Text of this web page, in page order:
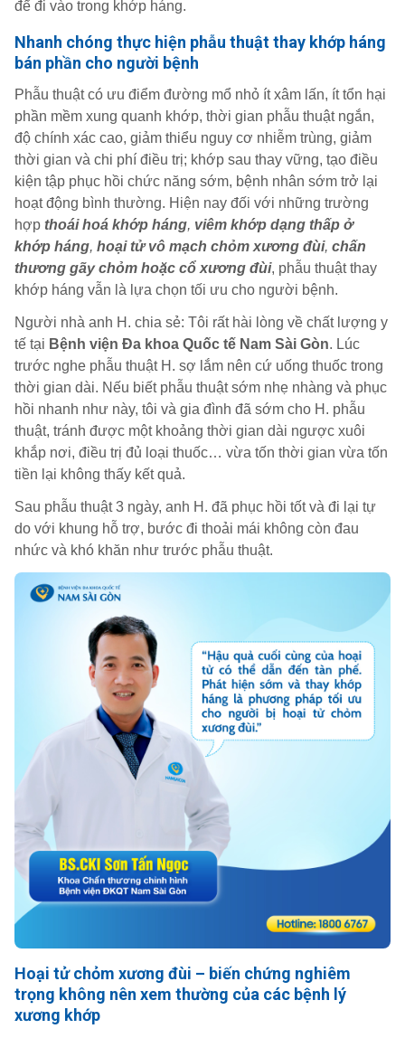
để đi vào trong khớp háng.
Nhanh chóng thực hiện phẫu thuật thay khớp háng
bán phần cho người bệnh
Phẫu thuật có ưu điểm đường mổ nhỏ ít xâm lấn, ít tổn hại
phần mềm xung quanh khớp, thời gian phẫu thuật ngắn,
độ chính xác cao, giảm thiểu nguy cơ nhiễm trùng, giảm
thời gian và chi phí điều trị; khớp sau thay vững, tạo điều
kiện tập phục hồi chức năng sớm, bệnh nhân sớm trở lại
hoạt động bình thường. Hiện nay đối với những trường
hợp thoái hoá khớp háng, viêm khớp dạng thấp ở
khớp háng, hoại tử vô mạch chỏm xương đùi, chấn
thương gãy chỏm hoặc cổ xương đùi, phẫu thuật thay
khớp háng vẫn là lựa chọn tối ưu cho người bệnh.
Người nhà anh H. chia sẻ: Tôi rất hài lòng về chất lượng y
tế tại Bệnh viện Đa khoa Quốc tế Nam Sài Gòn. Lúc
trước nghe phẫu thuật H. sợ lắm nên cứ uống thuốc trong
thời gian dài. Nếu biết phẫu thuật sớm nhẹ nhàng và phục
hồi nhanh như này, tôi và gia đình đã sớm cho H. phẫu
thuật, tránh được một khoảng thời gian dài ngược xuôi
khắp nơi, điều trị đủ loại thuốc… vừa tốn thời gian vừa tốn
tiền lại không thấy kết quả.
Sau phẫu thuật 3 ngày, anh H. đã phục hồi tốt và đi lại tự
do với khung hỗ trợ, bước đi thoải mái không còn đau
nhức và khó khăn như trước phẫu thuật.
Hoại tử chỏm xương đùi – biến chứng nghiêm
trọng không nên xem thường của các bệnh lý
xương khớp